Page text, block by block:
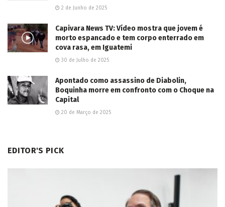
2 de Junho de 2025
Capivara News TV: Vídeo mostra que jovem é
morto espancado e tem corpo enterrado em
cova rasa, em Iguatemi
30 de Julho de 2025
Apontado como assassino de Diabolin,
Boquinha morre em confronto com o Choque na
Capital
20 de Março de 2025
EDITOR'S PICK